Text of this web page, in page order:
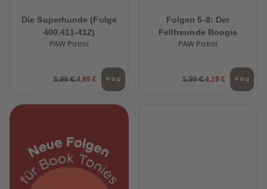
Die Superhunde (Folge
400,411-412)
PAW Patrol
6,99 €4,89 €
Folgen 5-8: Der
Fellfreunde Boogie
PAW Patrol
5,99 €4,19 €